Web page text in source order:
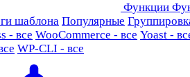
Функции
шаблона Популярные
- все WooCommerce - все Yoast -
WP-CLI - все